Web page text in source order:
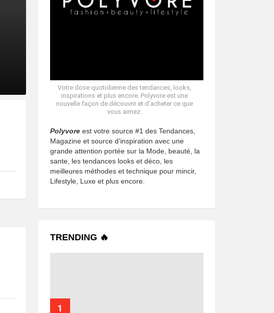
Votre dose quotidienne des tendances, looks,
inspirations et plus encore. Polyvore est une
nouvelle façon de découvrir et d’acheter ce que
vous aimez.
Polyvore est votre source #1 des Tendances,
Magazine et source d’inspiration avec une
grande attention portée sur la Mode, beauté, la
sante, les tendances looks et déco, les
meilleures méthodes et technique pour mincir,
Lifestyle, Luxe et plus encore.
TRENDING 🔥